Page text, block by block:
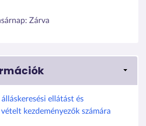
Zárva
álláskeresési ellátást és
kezdeményezők számára